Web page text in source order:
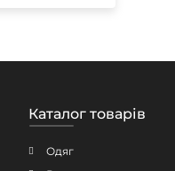
Каталог товарів
Одяг